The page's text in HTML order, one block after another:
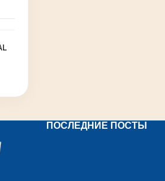
ПОСЛЕДНИЕ ПОСТЫ